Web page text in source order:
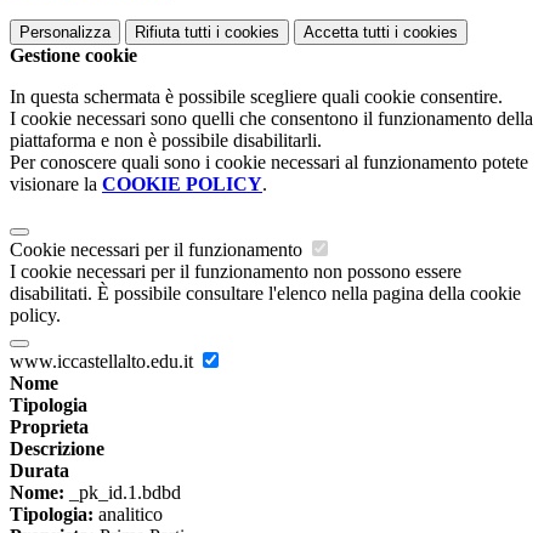
Personalizza Rifiuta tutti i cookies Accetta tutti i cookies
Gestione cookie
In questa schermata è possibile scegliere quali cookie consentire.
I cookie necessari sono quelli che consentono il funzionamento della
piattaforma e non è possibile disabilitarli.
Per conoscere quali sono i cookie necessari al funzionamento potete
visionare la COOKIE POLICY.
Cookie necessari per il funzionamento
I cookie necessari per il funzionamento non possono essere
disabilitati. È possibile consultare l'elenco nella pagina della cookie
policy.
www.iccastellalto.edu.it
Nome
Tipologia
Proprieta
Descrizione
Durata
Nome: _pk_id.1.bdbd
Tipologia: analitico